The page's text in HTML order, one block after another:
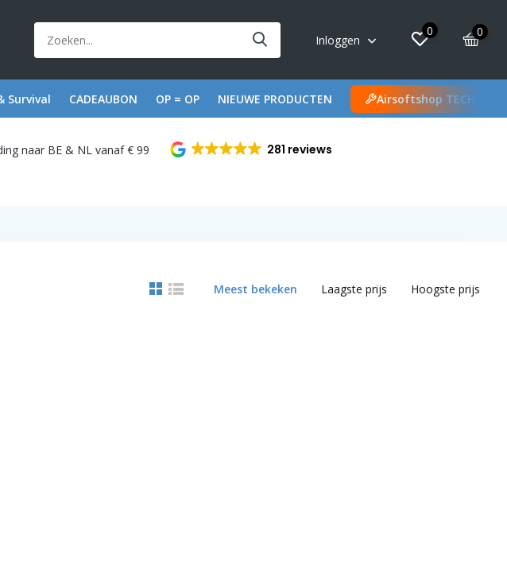
Inloggen
0 0
Survival CADEAUBON OP = OP NIEUWE PRODUCTEN Airsoftshop TECH
naar BE & NL vanaf € 99 281 reviews
Meest bekeken Laagste prijs Hoogste prijs